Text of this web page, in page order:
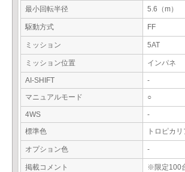
最小回転半径 5.6（m）
駆動方式 FF
ミッション 5AT
ミッション位置 インパネ
AI-SHIFT
-
マニュアルモード
○
4WS
-
標準色
トロピカ
オプション色 -
掲載コメント ※限定100